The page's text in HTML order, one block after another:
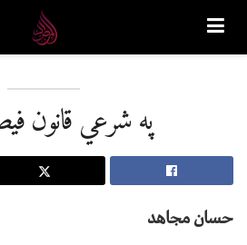
په شرعي قانون
حسان مجاهد